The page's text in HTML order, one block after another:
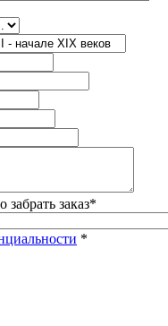
заказ*
*